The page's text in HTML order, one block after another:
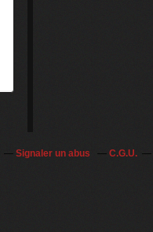
Signaler un abus C.G.U.